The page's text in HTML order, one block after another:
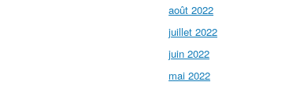
août 2022
juillet 2022
juin 2022
mai 2022